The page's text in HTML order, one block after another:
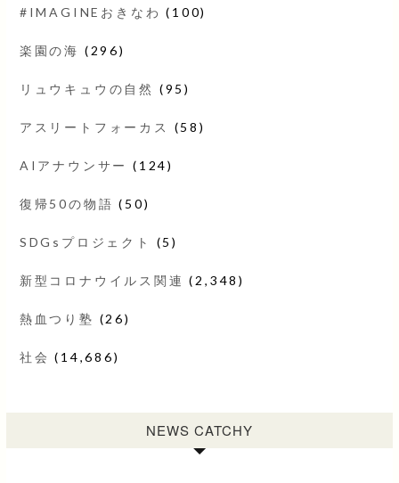
#IMAGINEおきなわ (100)
楽園の海 (296)
リュウキュウの自然 (95)
アスリートフォーカス (58)
AIアナウンサー (124)
復帰50の物語 (50)
SDGsプロジェクト (5)
新型コロナウイルス関連 (2,348)
熱血つり塾 (26)
社会 (14,686)
NEWS CATCHY